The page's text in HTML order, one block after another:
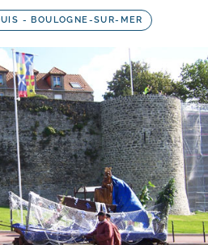
- BOULOGNE-SUR-MER